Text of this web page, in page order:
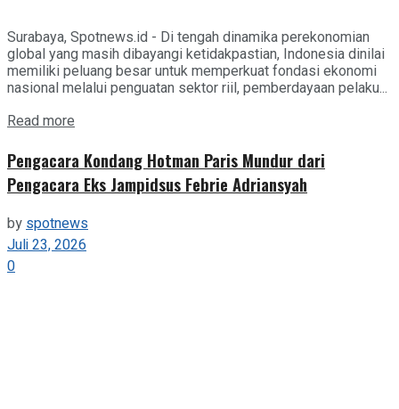
Surabaya, Spotnews.id - Di tengah dinamika perekonomian
global yang masih dibayangi ketidakpastian, Indonesia dinilai
memiliki peluang besar untuk memperkuat fondasi ekonomi
nasional melalui penguatan sektor riil, pemberdayaan pelaku...
Read more
Pengacara Kondang Hotman Paris Mundur dari
Pengacara Eks Jampidsus Febrie Adriansyah
byspotnews
Juli 23, 2026
0